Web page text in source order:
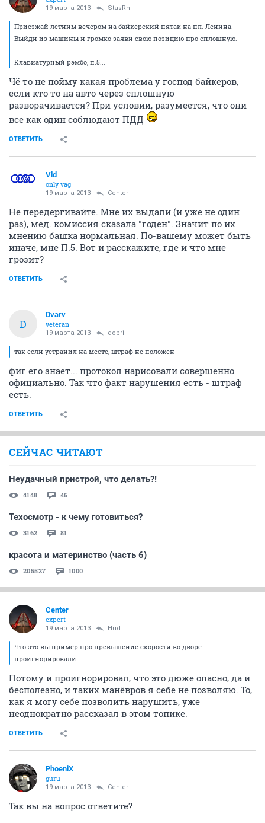
19 марта 2013 StasRn
Приезжай летним вечером на байкерский пятак на пл. Ленина.
Выйди из машины и громко заяви свою позицию про сплошную.
Клавиатурный рэмбо, п.5...
Чё то не пойму какая проблема у господ байкеров,
если кто то на авто через сплошную
разворачивается? При условии, разумеется, что они
все как один соблюдают ПДД
ОТВЕТИТЬ
Vld
only vag
19 марта 2013 Center
Не передергивайте. Мне их выдали (и уже не один
раз), мед. комиссия сказала "годен". Значит по их
мнению башка нормальная. По-вашему может быть
иначе, мне П.5. Вот и расскажите, где и что мне
грозит?
ОТВЕТИТЬ
D
Dvarv
veteran
19 марта 2013 dobri
так если устранил на месте, штраф не положен
фиг его знает... протокол нарисовали совершенно
официально. Так что факт нарушения есть - штраф
есть.
ОТВЕТИТЬ
СЕЙЧАС ЧИТАЮТ
Неудачный пристрой, что делать?!
4148 46
Техосмотр - к чему готовиться?
3162 81
красота и материнство (часть 6)
205527 1000
Center
expert
19 марта 2013 Hud
Что это вы пример про превышение скорости во дворе
проигнорировали
Потому и проигнорировал, что это дюже опасно, да и
бесполезно, и таких манёвров я себе не позволяю. То,
как я могу себе позволить нарушить, уже
неоднократно рассказал в этом топике.
ОТВЕТИТЬ
PhoeniX
guru
19 марта 2013 Center
Так вы на вопрос ответите?